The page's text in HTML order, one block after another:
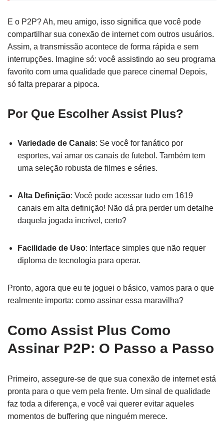
E o P2P? Ah, meu amigo, isso significa que você pode
compartilhar sua conexão de internet com outros usuários.
Assim, a transmissão acontece de forma rápida e sem
interrupções. Imagine só: você assistindo ao seu programa
favorito com uma qualidade que parece cinema! Depois,
só falta preparar a pipoca.
Por Que Escolher Assist Plus?
Variedade de Canais: Se você for fanático por
esportes, vai amar os canais de futebol. Também tem
uma seleção robusta de filmes e séries.
Alta Definição: Você pode acessar tudo em 1619
canais em alta definição! Não dá pra perder um detalhe
daquela jogada incrível, certo?
Facilidade de Uso: Interface simples que não requer
diploma de tecnologia para operar.
Pronto, agora que eu te joguei o básico, vamos para o que
realmente importa: como assinar essa maravilha?
Como Assist Plus Como
Assinar P2P: O Passo a Passo
Primeiro, assegure-se de que sua conexão de internet está
pronta para o que vem pela frente. Um sinal de qualidade
faz toda a diferença, e você vai querer evitar aqueles
momentos de buffering que ninguém merece.